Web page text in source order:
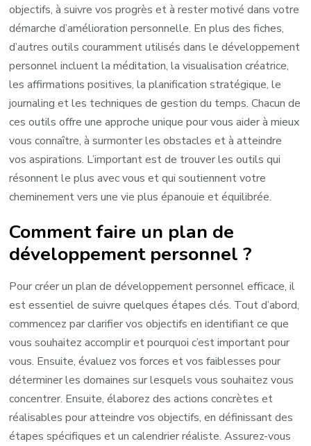
objectifs, à suivre vos progrès et à rester motivé dans votre
démarche d’amélioration personnelle. En plus des fiches,
d’autres outils couramment utilisés dans le développement
personnel incluent la méditation, la visualisation créatrice,
les affirmations positives, la planification stratégique, le
journaling et les techniques de gestion du temps. Chacun de
ces outils offre une approche unique pour vous aider à mieux
vous connaître, à surmonter les obstacles et à atteindre
vos aspirations. L’important est de trouver les outils qui
résonnent le plus avec vous et qui soutiennent votre
cheminement vers une vie plus épanouie et équilibrée.
Comment faire un plan de
développement personnel ?
Pour créer un plan de développement personnel efficace, il
est essentiel de suivre quelques étapes clés. Tout d’abord,
commencez par clarifier vos objectifs en identifiant ce que
vous souhaitez accomplir et pourquoi c’est important pour
vous. Ensuite, évaluez vos forces et vos faiblesses pour
déterminer les domaines sur lesquels vous souhaitez vous
concentrer. Ensuite, élaborez des actions concrètes et
réalisables pour atteindre vos objectifs, en définissant des
étapes spécifiques et un calendrier réaliste. Assurez-vous